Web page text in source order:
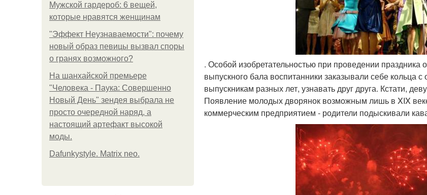
Мужской гардероб: 6 вещей,
которые нравятся женщинам
"Эффект Неузнаваемости": почему
новый образ певицы вызвал споры
о гранях возможного?
На шанхайской премьере
"Человека - Паука: Совершенно
Новый День" зендея выбрала не
просто очередной наряд, а
настоящий артефакт высокой
моды.
Dafunkystyle. Matrix neo.
. Особой изобретательностью при проведении праздника
выпускного бала воспитанники заказывали себе
выпускникам разных лет, узнавать друг друга. Кстати,
Появление молодых дворянок возможным лишь в XIX
коммерческим предприятием - родители подыскивали